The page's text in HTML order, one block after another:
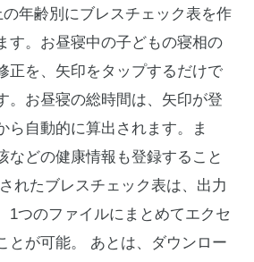
年齢別にブレスチェック表を作
す。お昼寝中の子どもの寝相の
正を、矢印をタップするだけで
。お昼寝の総時間は、矢印が登
ら自動的に算出されます。ま
などの健康情報も登録すること
れたブレスチェック表は、出力
1つのファイルにまとめてエクセ
とが可能。
あとは、ダウンロー